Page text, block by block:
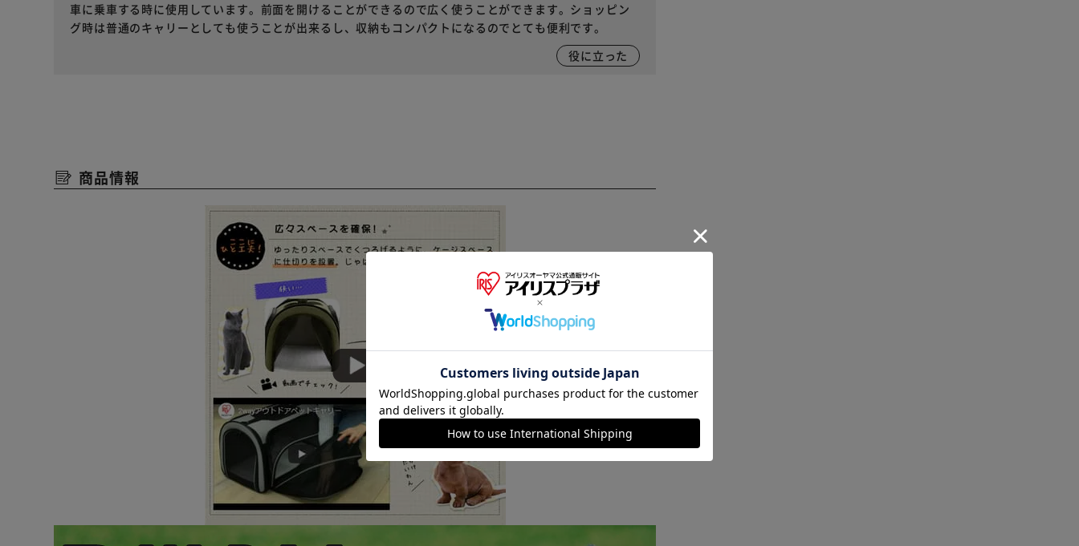
車に乗車する時に使用しています。前面を開けることができるので広く使うことができます。ショッピン
グ時は普通のキャリーとしても使うことが出来るし、収納もコンパクトになるのでとても便利です。
役に立った
商品情報
※ご確認ください